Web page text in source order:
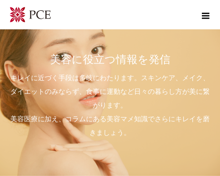
美容に役立つ情報を発信
キレイに近づく手段は多岐にわたります。スキンケア、メイク、
ダイエットのみならず、食事に運動など日々の暮らし方が美に繋
がります。
美容医療に加え、コラムにある美容マメ知識でさらにキレイを磨
きましょう。